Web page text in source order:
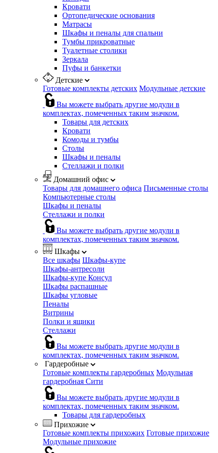
Кровати
Ортопедические основания
Матрасы
Шкафы и пеналы для спальни
Тумбы прикроватные
Туалетные столики
Зеркала
Пуфы и банкетки
Детские
Готовые комплекты детских Модульные детские
Вы можете выбрать другие модули в
комплектах, помеченных таким значком.
Товары для детских
Кровати
Комоды и тумбы
Столы
Шкафы и пеналы
Стеллажи и полки
Домашний офис
Товары для домашнего офиса Письменные столы
Компьютерные столы
Шкафы и пеналы
Стеллажи и полки
Вы можете выбрать другие модули в
комплектах, помеченных таким значком.
Шкафы
Все шкафы Шкафы-купе
Шкафы-антресоли
Шкафы-купе Консул
Шкафы распашные
Шкафы угловые
Пеналы
Витрины
Полки и ящики
Стеллажи
Вы можете выбрать другие модули в
комплектах, помеченных таким значком.
Гардеробные
Готовые комплекты гардеробных Модульная
гардеробная Сити
Вы можете выбрать другие модули в
комплектах, помеченных таким значком.
Товары для гардеробных
Прихожие
Готовые комплекты прихожих Готовые прихожие
Модульные прихожие